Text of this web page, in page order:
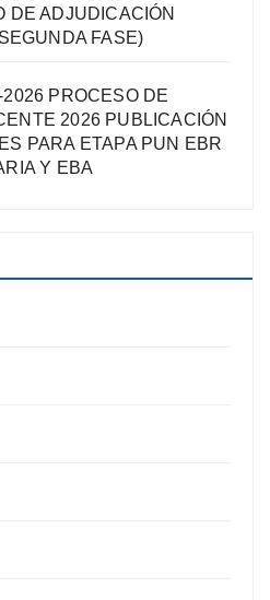
DE ADJUDICACIÓN
FASE)
PROCESO DE
2026 PUBLICACIÓN
PARA ETAPA PUN EBR
Y EBA